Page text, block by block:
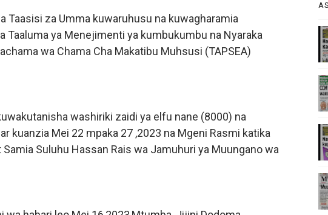
1.2 KUONDOA KERO YA USAFIRI KILOSA
AIPONGEZA TARURA KWA MPANGO WA CBRM
ZA MABILIONI KATIKA MIGODI ZAWAFUNGUKIA WATANZANIA
YA KATI YATOA WITO KUHUSU LESENI ZA MAFUNDI
ONGEZENI ELIMU KWA WANANCHI KUHUSU UTUNZAJI WA
Taasisi za Umma kuwaruhusu na kuwagharamia
Taaluma ya Menejimenti ya kumbukumbu na Nyaraka
wa Chama Cha Makatibu Muhsusi (TAPSEA)
washiriki zaidi ya elfu nane (8000) na
kuanzia Mei 22 mpaka 27 ,2023 na Mgeni Rasmi katika
Suluhu Hassan Rais wa Jamuhuri ya Muungano wa